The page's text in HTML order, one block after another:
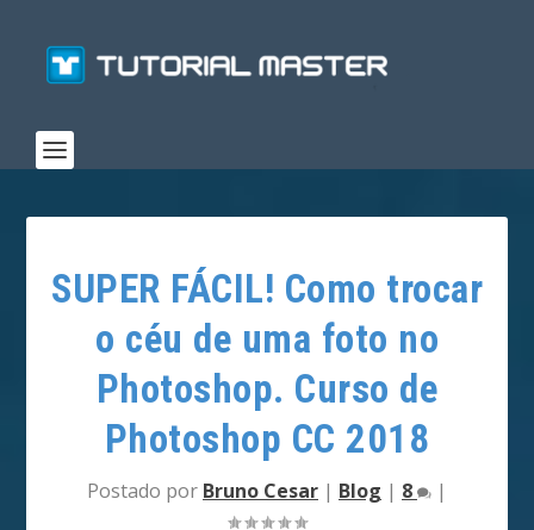
SUPER FÁCIL! Como trocar
o céu de uma foto no
Photoshop. Curso de
Photoshop CC 2018
Postado por Bruno Cesar | Blog | 8 |